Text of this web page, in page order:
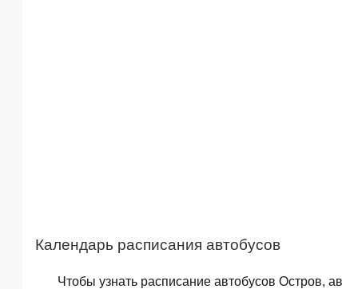
Календарь расписания автобусов
Чтобы узнать расписание автобусов Остров,